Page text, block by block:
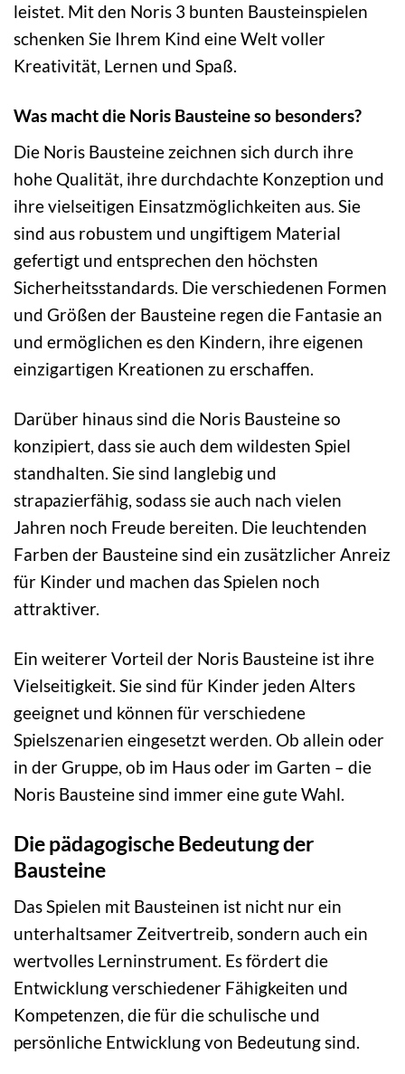
leistet. Mit den Noris 3 bunten Bausteinspielen
schenken Sie Ihrem Kind eine Welt voller
Kreativität, Lernen und Spaß.
Was macht die Noris Bausteine so besonders?
Die Noris Bausteine zeichnen sich durch ihre
hohe Qualität, ihre durchdachte Konzeption und
ihre vielseitigen Einsatzmöglichkeiten aus. Sie
sind aus robustem und ungiftigem Material
gefertigt und entsprechen den höchsten
Sicherheitsstandards. Die verschiedenen Formen
und Größen der Bausteine regen die Fantasie an
und ermöglichen es den Kindern, ihre eigenen
einzigartigen Kreationen zu erschaffen.
Darüber hinaus sind die Noris Bausteine so
konzipiert, dass sie auch dem wildesten Spiel
standhalten. Sie sind langlebig und
strapazierfähig, sodass sie auch nach vielen
Jahren noch Freude bereiten. Die leuchtenden
Farben der Bausteine sind ein zusätzlicher Anreiz
für Kinder und machen das Spielen noch
attraktiver.
Ein weiterer Vorteil der Noris Bausteine ist ihre
Vielseitigkeit. Sie sind für Kinder jeden Alters
geeignet und können für verschiedene
Spielszenarien eingesetzt werden. Ob allein oder
in der Gruppe, ob im Haus oder im Garten – die
Noris Bausteine sind immer eine gute Wahl.
Die pädagogische Bedeutung der
Bausteine
Das Spielen mit Bausteinen ist nicht nur ein
unterhaltsamer Zeitvertreib, sondern auch ein
wertvolles Lerninstrument. Es fördert die
Entwicklung verschiedener Fähigkeiten und
Kompetenzen, die für die schulische und
persönliche Entwicklung von Bedeutung sind.